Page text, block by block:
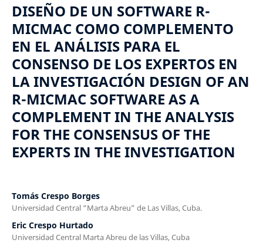
DISEÑO DE UN SOFTWARE R-
MICMAC COMO COMPLEMENTO
EN EL ANÁLISIS PARA EL
CONSENSO DE LOS EXPERTOS EN
LA INVESTIGACIÓN DESIGN OF AN
R-MICMAC SOFTWARE AS A
COMPLEMENT IN THE ANALYSIS
FOR THE CONSENSUS OF THE
EXPERTS IN THE INVESTIGATION
Tomás Crespo Borges
Universidad Central “Marta Abreu” de Las Villas, Cuba.
Eric Crespo Hurtado
Universidad Central Marta Abreu de las Villas, Cuba